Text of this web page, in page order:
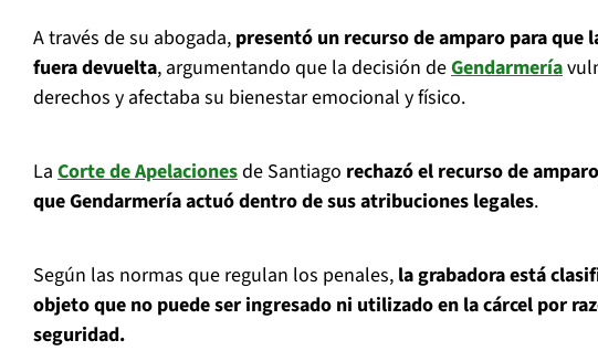
A través de su abogada, presentó un recurso de amparo para que
fuera devuelta, argumentando que la decisión deGendarmería
derechos y afectaba su bienestar emocional y físico.
La Corte de Apelacionesde Santiago rechazó el recurso de
que Gendarmería actuó dentro de sus atribuciones legales.
Según las normas que regulan los penales, la grabadora está
objeto que no puede ser ingresado ni utilizado en la cárcel por
seguridad.